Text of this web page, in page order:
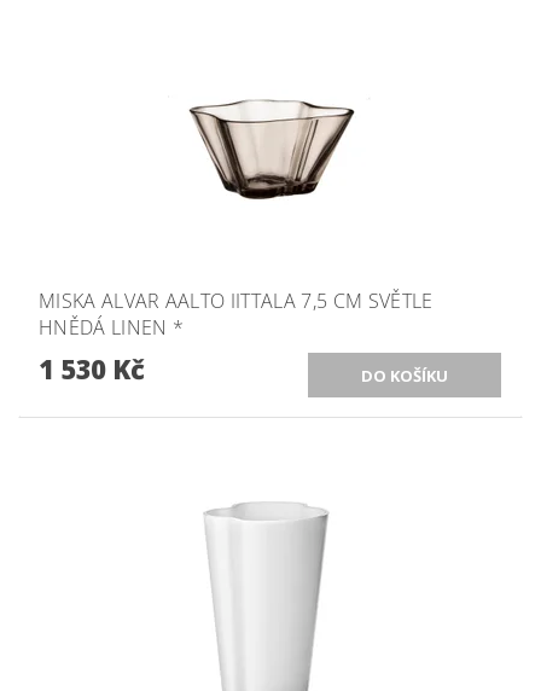
MISKA ALVAR AALTO IITTALA 7,5 CM SVĚTLE
HNĚDÁ LINEN *
1 530 Kč